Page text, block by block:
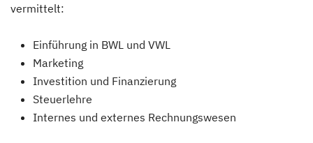
vermittelt:
Einführung in BWL und VWL
Marketing
Investition und Finanzierung
Steuerlehre
Internes und externes Rechnungswesen